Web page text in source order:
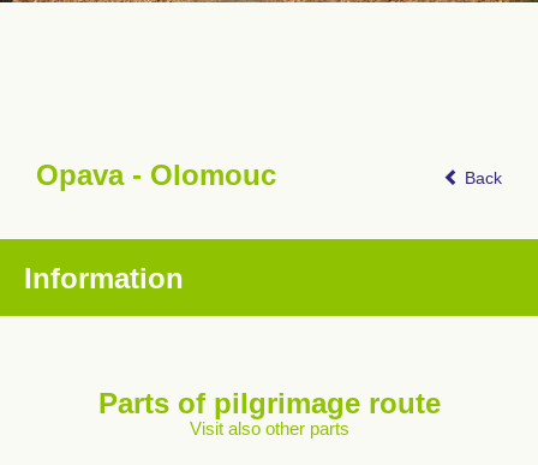
Opava - Olomouc Back
Information
Parts of pilgrimage route
Visit also other parts